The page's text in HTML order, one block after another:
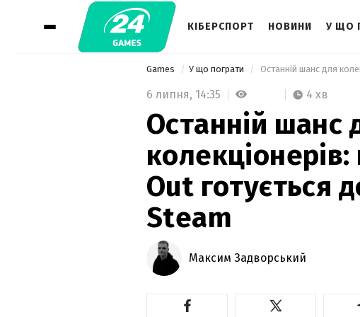
КІБЕРСПОРТ НОВИНИ У ЩО
Games У що пограти
6 липня, 14:35 4 хв
Останній шанс
Out готується
Steam
Максим Задворський